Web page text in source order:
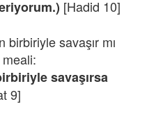
[Hadid 10]
birbiriyle savaşır mı
savaşırsa
9]